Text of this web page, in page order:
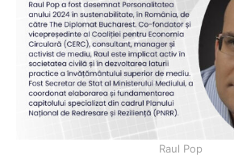
Raul Pop